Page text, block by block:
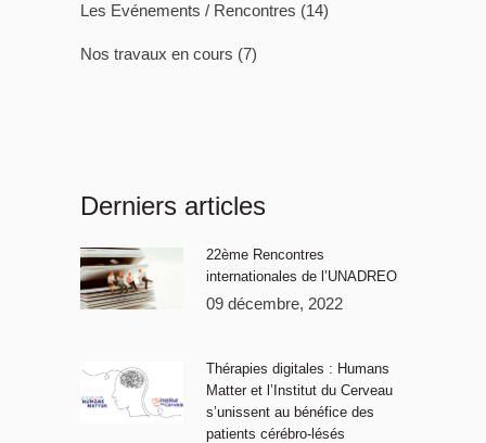
Les Evénements / Rencontres (14)
Nos travaux en cours (7)
Derniers articles
22ème Rencontres
internationales de l’UNADREO
09 décembre, 2022
Thérapies digitales : Humans
Matter et l’Institut du Cerveau
s’unissent au bénéfice des
patients cérébro-lésés